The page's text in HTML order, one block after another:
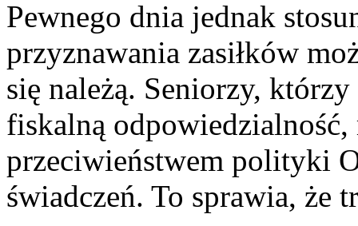
Pewnego dnia jednak
przyznawania zasiłków
się należą. Seniorzy,
fiskalną
przeciwieństwem polityki
świadczeń. To sprawia, że